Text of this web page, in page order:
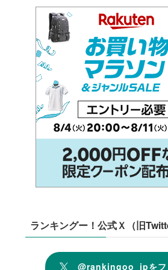
ランキングー！公式Ｘ（旧
@rankingoo_jpをフ